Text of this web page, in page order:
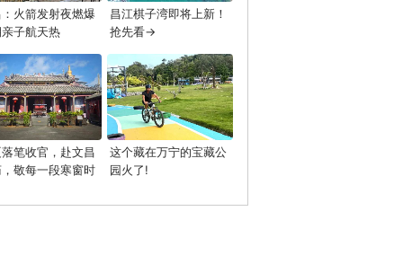
火箭发射夜燃爆
子航天热
昌江棋子湾即将上新！
抢先看→
笔收官，赴文昌
敬每一段寒窗时
这个藏在万宁的宝藏公
园火了!